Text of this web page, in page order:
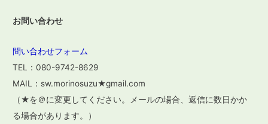
お問い合わせ
問い合わせフォーム
TEL：080-9742-8629
MAIL：sw.morinosuzu★gmail.com
（★を＠に変更してください。メールの場合、返信に数日かか
る場合があります。）